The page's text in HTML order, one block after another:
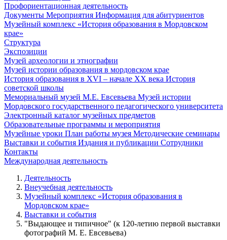
Профориентационная деятельность
Документы Мероприятия Информация для абитуриентов
Музейный комплекс «История образования в Мордовском
крае»
Структура
Экспозиции
Музей археологии и этнографии
Музей истории образования в мордовском крае
История образования в XVI – начале XX века История
советской школы
Мемориальный музей М.Е. Евсевьева Музей истории
Мордовского государственного педагогического университета
Электронный каталог музейных предметов
Образовательные программы и мероприятия
Музейные уроки План работы музея Методические семинары
Выставки и события Издания и публикации Сотрудники
Контакты
Международная деятельность
Деятельность
Внеучебная деятельность
Музейный комплекс «История образования в
Мордовском крае»
Выставки и события
"Выдающее и типичное" (к 120-летию первой выставки
фотографий М. Е. Евсевьева)